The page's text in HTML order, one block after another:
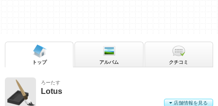
ろーたす
Lotus
店舗情報を見る
トップ アルバム クチコミ